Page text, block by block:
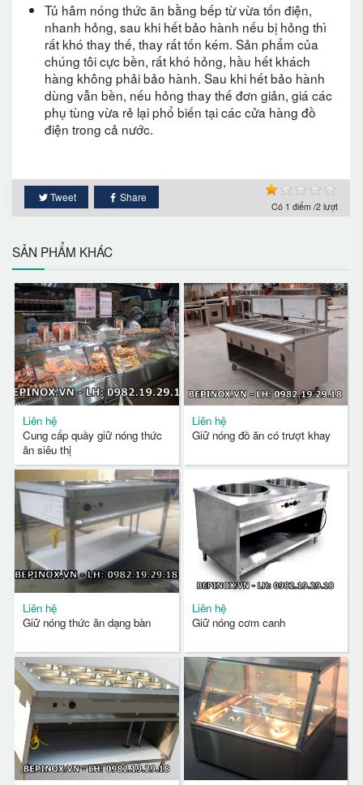
Tủ hâm nóng thức ăn bằng bếp từ vừa tốn điện,
nhanh hỏng, sau khi hết bảo hành nếu bị hỏng thì
rất khó thay thế, thay rất tốn kém. Sản phẩm của
chúng tôi cực bền, rất khó hỏng, hầu hết khách
hàng không phải bảo hành. Sau khi hết bảo hành
dùng vẫn bền, nếu hỏng thay thế đơn giản, giá các
phụ tùng vừa rẻ lại phổ biến tại các cửa hàng đồ
điện trong cả nước.
Có 1 điểm /2 lượt
Tweet Share
SẢN PHẨM KHÁC
Liên hệ
Cung cấp quầy giữ nóng thức
ăn siêu thị
Liên hệ
Giữ nóng đồ ăn có trượt khay
Liên hệ
Giữ nóng thức ăn dạng bàn
Liên hệ
Giữ nóng cơm canh